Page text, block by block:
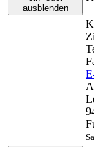
ausblenden